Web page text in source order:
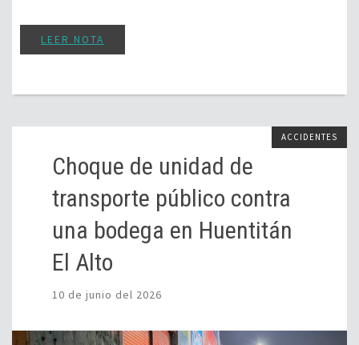
LEER NOTA
ACCIDENTES
Choque de unidad de
transporte público contra
una bodega en Huentitán
El Alto
10 de junio del 2026